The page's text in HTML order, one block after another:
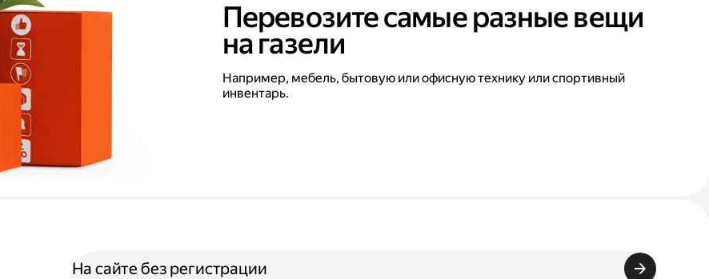
Перевозите самые разные вещи
на газели
Например, мебель, бытовую или офисную технику или спортивный
инвентарь.
На сайте без регистрации